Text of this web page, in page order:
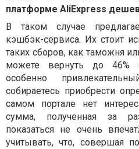
платформе AliExpress
В таком случае
кэшбэк-сервиса. Их стоит
таких сборов, как таможня
можете вернуть до 46%
особенно
собираетесь приобрести
самом портале нет
сумма, полученная за
показаться не очень
учитывать, что, совершая